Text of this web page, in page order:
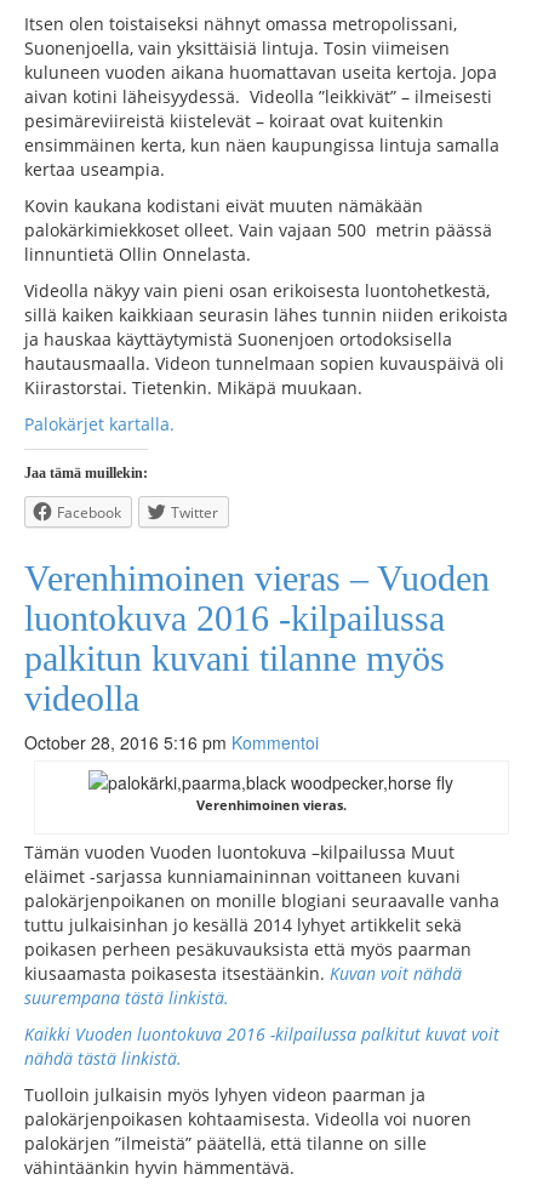
Itsen olen toistaiseksi nähnyt omassa metropolissani,
Suonenjoella, vain yksittäisiä lintuja. Tosin viimeisen
kuluneen vuoden aikana huomattavan useita kertoja. Jopa
aivan kotini läheisyydessä. Videolla ”leikkivät” – ilmeisesti
pesimäreviireistä kiistelevät – koiraat ovat kuitenkin
ensimmäinen kerta, kun näen kaupungissa lintuja samalla
kertaa useampia.
Kovin kaukana kodistani eivät muuten nämäkään
palokärkimiekkoset olleet. Vain vajaan 500 metrin päässä
linnuntietä Ollin Onnelasta.
Videolla näkyy vain pieni osan erikoisesta luontohetkestä,
sillä kaiken kaikkiaan seurasin lähes tunnin niiden erikoista
ja hauskaa käyttäytymistä Suonenjoen ortodoksisella
hautausmaalla. Videon tunnelmaan sopien kuvauspäivä oli
Kiirastorstai. Tietenkin. Mikäpä muukaan.
Palokärjet kartalla.
Jaa tämä muillekin:
Facebook Twitter
Verenhimoinen vieras – Vuoden
luontokuva 2016 -kilpailussa
palkitun kuvani tilanne myös
videolla
October 28, 2016 5:16 pm Kommentoi
Verenhimoinen vieras.
Tämän vuoden Vuoden luontokuva –kilpailussa Muut
eläimet -sarjassa kunniamaininnan voittaneen kuvani
palokärjenpoikanen on monille blogiani seuraavalle vanha
tuttu julkaisinhan jo kesällä 2014 lyhyet artikkelit sekä
poikasen perheen pesäkuvauksista että myös paarman
kiusaamasta poikasesta itsestäänkin. Kuvan voit nähdä
suurempana tästä linkistä.
Kaikki Vuoden luontokuva 2016 -kilpailussa palkitut kuvat voit
nähdä tästä linkistä.
Tuolloin julkaisin myös lyhyen videon paarman ja
palokärjenpoikasen kohtaamisesta. Videolla voi nuoren
palokärjen ”ilmeistä” päätellä, että tilanne on sille
vähintäänkin hyvin hämmentävä.